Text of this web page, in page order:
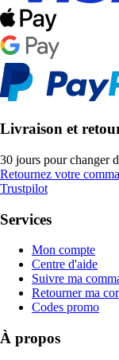
Livraison et
30 jours pour changer
Retournez votre
Trustpilot
Services
Mon compte
Centre d'aide
Suivre ma
Retourner ma
Codes promo
À propos